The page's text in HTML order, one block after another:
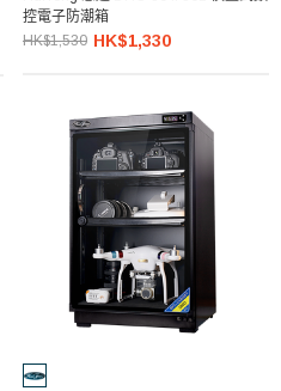
控電子防潮箱
HK$1,530 HK$1,330